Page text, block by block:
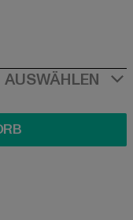
AUSWÄHLEN